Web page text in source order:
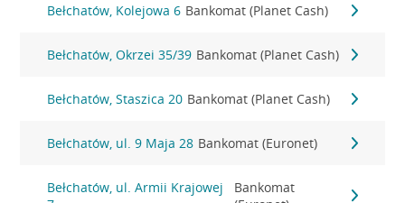
Bełchatów, Kolejowa 6 Bankomat (Planet Cash)
Bełchatów, Okrzei 35/39 Bankomat (Planet Cash)
Bełchatów, Staszica 20 Bankomat (Planet Cash)
Bełchatów, ul. 9 Maja 28 Bankomat (Euronet)
Bełchatów, ul. Armii Krajowej
Bankomat